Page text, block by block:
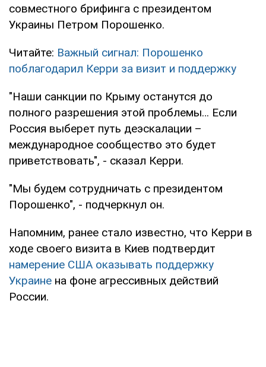
совместного брифинга с президентом
Украины Петром Порошенко.
Читайте: Важный сигнал: Порошенко
поблагодарил Керри за визит и поддержку
"Наши санкции по Крыму останутся до
полного разрешения этой проблемы… Если
Россия выберет путь деэскалации –
международное сообщество это будет
приветствовать", - сказал Керри.
"Мы будем сотрудничать с президентом
Порошенко", - подчеркнул он.
Напомним, ранее стало известно, что Керри в
ходе своего визита в Киев подтвердит
намерение США оказывать поддержку
Украине на фоне агрессивных действий
России.